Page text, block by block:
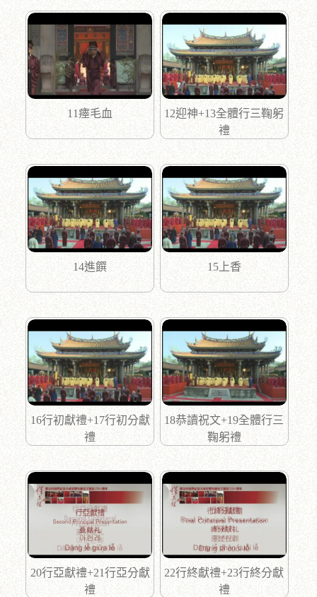
11瘞毛血
12迎神+13全體行三鞠躬
禮
14進饌 15上香
16行初獻禮+17行初分獻
禮
18恭讀祝文+19全體行三
鞠躬禮
20行亞獻禮+21行亞分獻
禮
22行終獻禮+23行終分獻
禮